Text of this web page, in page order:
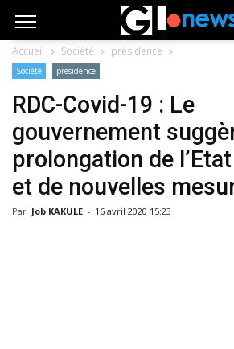
Accueil Société présidence
Société présidence
RDC-Covid-19 : Le
gouvernement
prolongation de
et de nouvelles
Par Job KAKULE - 16 avril 2020 15:23